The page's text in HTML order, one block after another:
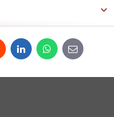
LinkedInWhatsApp
E-
mail